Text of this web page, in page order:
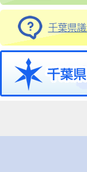
千葉県